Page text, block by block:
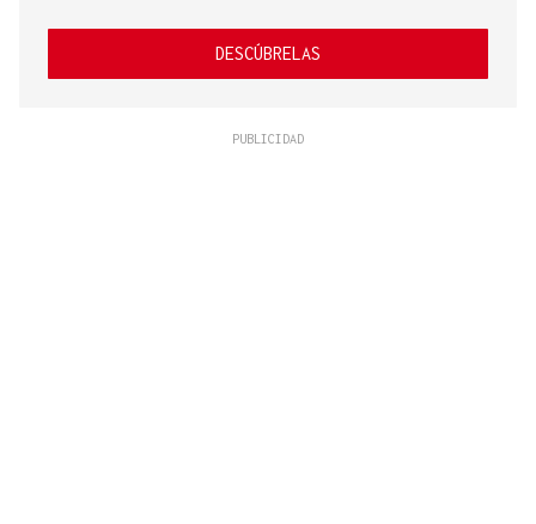
DESCÚBRELAS